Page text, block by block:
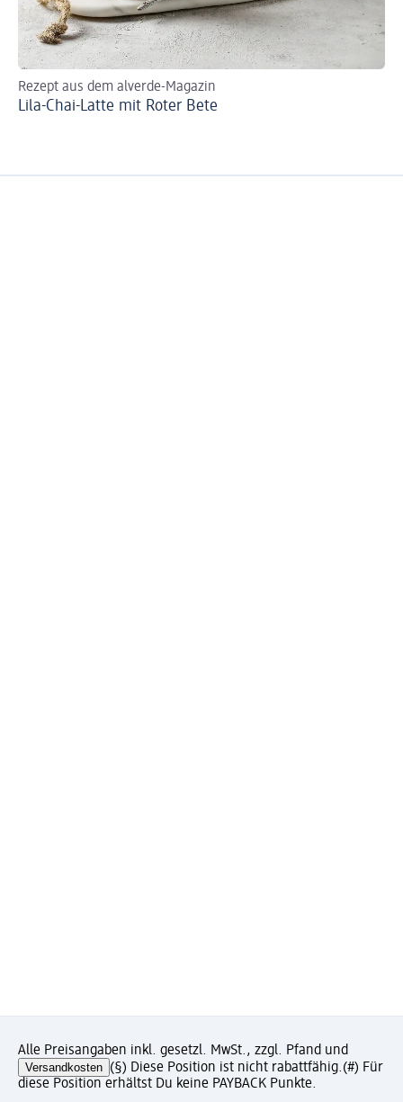
Rezept aus dem alverde-Magazin
Lila-Chai-Latte mit Roter Bete
Alle Preisangaben inkl. gesetzl. MwSt., zzgl. Pfand und
Versandkosten (§) Diese Position ist nicht rabattfähig.(#) Für
diese Position erhältst Du keine PAYBACK Punkte.